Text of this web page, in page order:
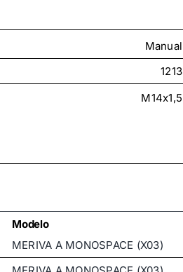
Manual
1213
M14x1,5
Modelo
MERIVA A MONOSPACE (X03)